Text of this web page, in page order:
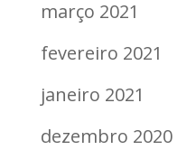
março 2021
fevereiro 2021
janeiro 2021
dezembro 2020